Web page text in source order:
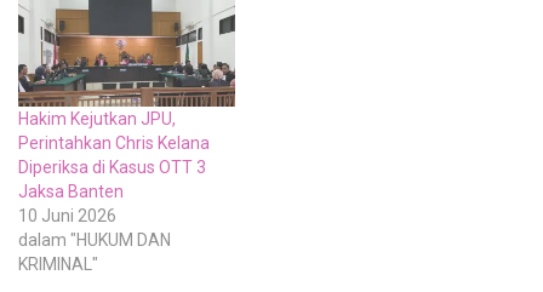
Hakim Kejutkan JPU,
Perintahkan Chris Kelana
Diperiksa di Kasus OTT 3
Jaksa Banten
10 Juni 2026
dalam "HUKUM DAN
KRIMINAL"